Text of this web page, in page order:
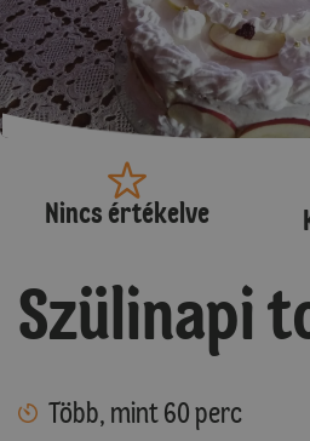
Nincs értékelve
Szülinapi
Több, mint 60 perc